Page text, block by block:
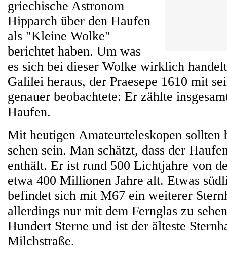
griechische Astronom
Hipparch über den Haufen
als "Kleine Wolke"
berichtet haben. Um was
es sich bei dieser Wolke wirklich
Galilei heraus, der Praesepe 1610 mit
genauer beobachtete: Er zählte
Haufen.
Mit heutigen Amateurteleskopen sollten
sehen sein. Man schätzt, dass der
enthält. Er ist rund 500 Lichtjahre von
etwa 400 Millionen Jahre alt. Etwas
befindet sich mit M67 ein weiterer
allerdings nur mit dem Fernglas zu
Hundert Sterne und ist der älteste
Milchstraße.